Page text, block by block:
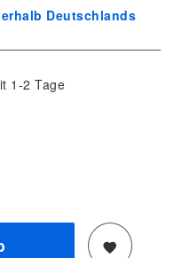
Deutschlands
1-2 Tage